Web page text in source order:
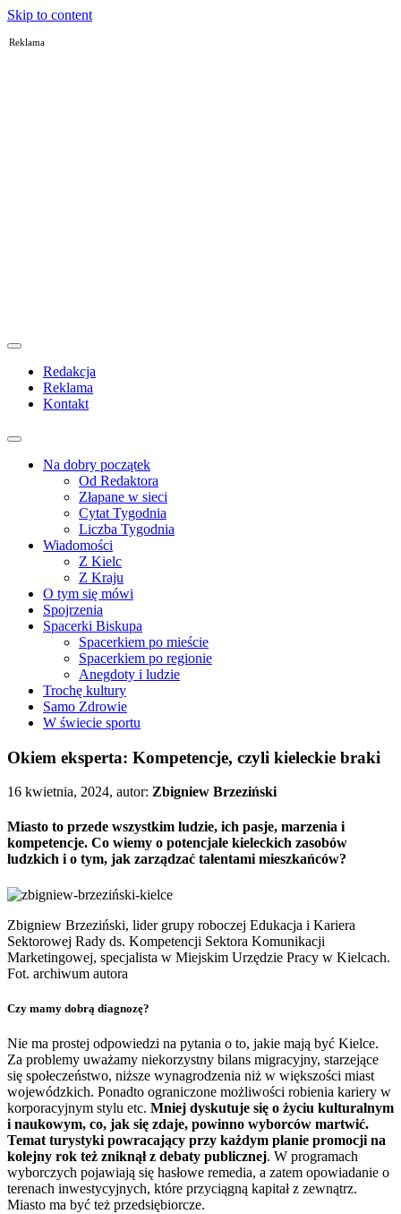
Skip to content
Reklama
Redakcja
Reklama
Kontakt
Na dobry początek
Od Redaktora
Złapane w sieci
Cytat Tygodnia
Liczba Tygodnia
Wiadomości
Z Kielc
Z Kraju
O tym się mówi
Spojrzenia
Spacerki Biskupa
Spacerkiem po mieście
Spacerkiem po regionie
Anegdoty i ludzie
Trochę kultury
Samo Zdrowie
W świecie sportu
Okiem eksperta: Kompetencje, czyli kieleckie braki
16 kwietnia, 2024, autor: Zbigniew Brzeziński
Miasto to przede wszystkim ludzie, ich pasje, marzenia i
kompetencje. Co wiemy o potencjale kieleckich zasobów
ludzkich i o tym, jak zarządzać talentami mieszkańców?
Zbigniew Brzeziński, lider grupy roboczej Edukacja i Kariera
Sektorowej Rady ds. Kompetencji Sektora Komunikacji
Marketingowej, specjalista w Miejskim Urzędzie Pracy w Kielcach.
Fot. archiwum autora
Czy mamy dobrą diagnozę?
Nie ma prostej odpowiedzi na pytania o to, jakie mają być Kielce.
Za problemy uważamy niekorzystny bilans migracyjny, starzejące
się społeczeństwo, niższe wynagrodzenia niż w większości miast
wojewódzkich. Ponadto ograniczone możliwości robienia kariery w
korporacyjnym stylu etc. Mniej dyskutuje się o życiu kulturalnym
i naukowym, co, jak się zdaje, powinno wyborców martwić.
Temat turystyki powracający przy każdym planie promocji na
kolejny rok też zniknął z debaty publicznej. W programach
wyborczych pojawiają się hasłowe remedia, a zatem opowiadanie o
terenach inwestycyjnych, które przyciągną kapitał z zewnątrz.
Miasto ma być też przedsiębiorcze.